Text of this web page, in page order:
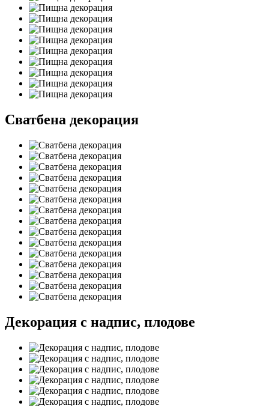
Сватбена декорация
Декорация с надпис, плодове